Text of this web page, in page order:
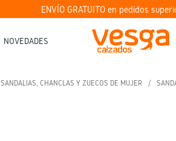
ENVÍO GRATUITO en pedidos
NOVEDADES
SANDALIAS, CHANCLAS Y ZUECOS DE MUJER